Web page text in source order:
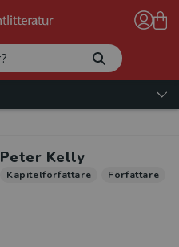
Peter Kelly
Kapitelförfattare Författare